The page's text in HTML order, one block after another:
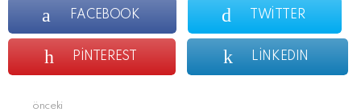
FACEBOOK TWITTER
PINTEREST LINKEDIN
önceki